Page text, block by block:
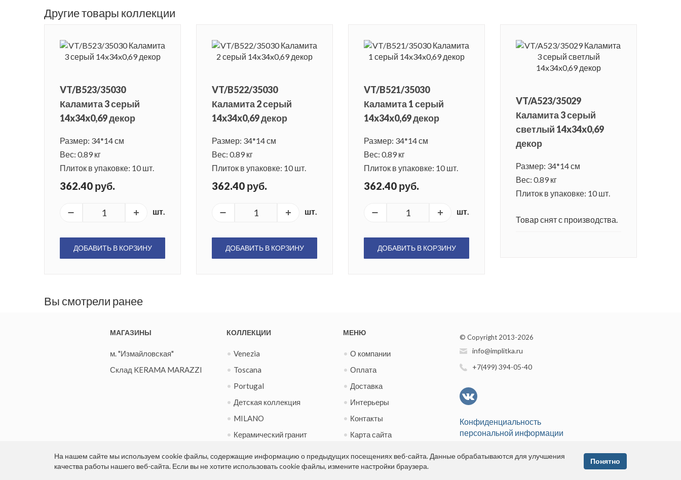
Другие товары коллекции
VT/B523/35030
Каламита 3 серый
14x34x0,69 декор
Размер: 34*14 см
Вес: 0.89 кг
Плиток в упаковке: 10 шт.
362.40 руб.
шт.
ДОБАВИТЬ В КОРЗИНУ
VT/B522/35030
Каламита 2 серый
14x34x0,69 декор
Размер: 34*14 см
Вес: 0.89 кг
Плиток в упаковке: 10 шт.
362.40 руб.
шт.
ДОБАВИТЬ В КОРЗИНУ
VT/B521/35030
Каламита 1 серый
14x34x0,69 декор
Размер: 34*14 см
Вес: 0.89 кг
Плиток в упаковке: 10 шт.
362.40 руб.
шт.
ДОБАВИТЬ В КОРЗИНУ
VT/A523/35029
Каламита 3 серый
светлый 14x34x0,69
декор
Размер: 34*14 см
Вес: 0.89 кг
Плиток в упаковке: 10 шт.
Товар снят с производства.
Вы смотрели ранее
МАГАЗИНЫ
м. "Измайловская"
Склад KERAMA MARAZZI
КОЛЛЕКЦИИ
Venezia
Toscana
Portugal
Детская коллекция
MILANO
Керамический гранит
МЕНЮ
О компании
Оплата
Доставка
Интерьеры
Контакты
Карта сайта
© Copyright 2013-2026
info@implitka.ru
+7(499) 394-05-40
Конфиденциальность
персональной информации
На нашем сайте мы используем cookie файлы, содержащие информацию о предыдущих посещениях веб-сайта. Данные обрабатываются для улучшения
качества работы нашего веб-сайта. Если вы не хотите использовать cookie файлы, измените настройки браузера.
Понятно